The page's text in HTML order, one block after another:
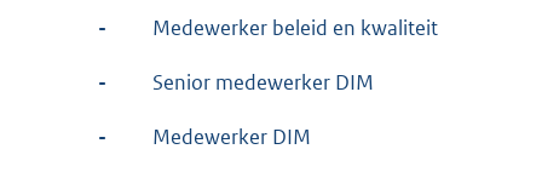
- Medewerker beleid en kwaliteit
- Senior medewerker DIM
- Medewerker DIM